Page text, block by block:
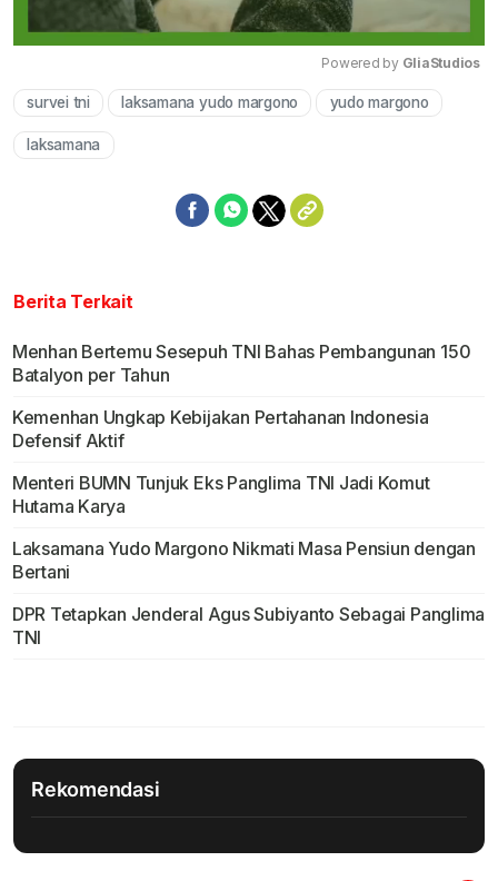
Mute
Powered by GliaStudios
survei tni laksamana yudo margono yudo margono
laksamana
Berita Terkait
Menhan Bertemu Sesepuh TNI Bahas Pembangunan 150
Batalyon per Tahun
Kemenhan Ungkap Kebijakan Pertahanan Indonesia
Defensif Aktif
Menteri BUMN Tunjuk Eks Panglima TNI Jadi Komut
Hutama Karya
Laksamana Yudo Margono Nikmati Masa Pensiun dengan
Bertani
DPR Tetapkan Jenderal Agus Subiyanto Sebagai Panglima
TNI
Rekomendasi